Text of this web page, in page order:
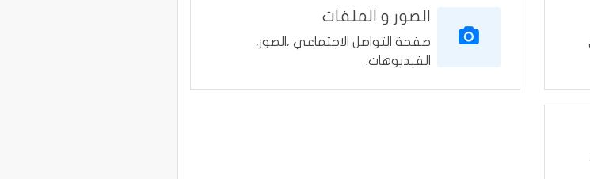
الصور و الملفات
صفحة التواصل الاجتماعي ،الصور،
الفيديوهات.